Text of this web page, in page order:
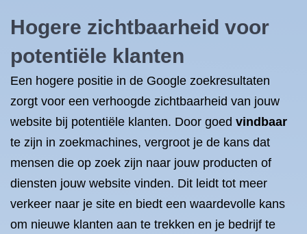
Hogere zichtbaarheid voor
potentiële klanten
Een hogere positie in de Google zoekresultaten
zorgt voor een verhoogde zichtbaarheid van jouw
website bij potentiële klanten. Door goed vindbaar
te zijn in zoekmachines, vergroot je de kans dat
mensen die op zoek zijn naar jouw producten of
diensten jouw website vinden. Dit leidt tot meer
verkeer naar je site en biedt een waardevolle kans
om nieuwe klanten aan te trekken en je bedrijf te